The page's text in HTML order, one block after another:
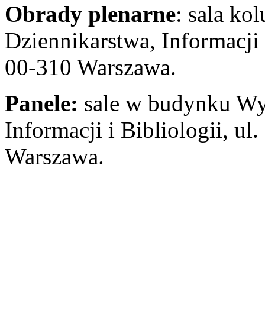
Obrady plenarne: sala
Dziennikarstwa,
00-310 Warszawa.
Panele: sale w budynku
Informacji i Bibliologii, ul.
Warszawa.